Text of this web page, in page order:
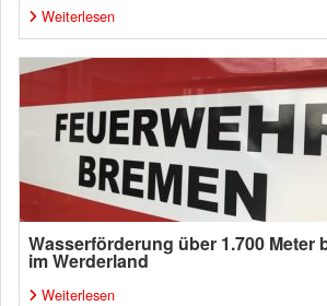
Weiterlesen
Wasserförderung über 1.700 Meter
im Werderland
Weiterlesen